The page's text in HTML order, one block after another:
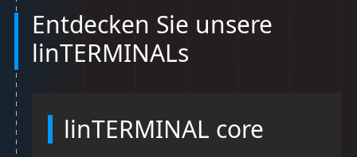
Entdecken Sie unsere
linTERMINALs
linTERMINAL core